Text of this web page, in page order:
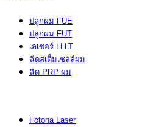
ปลูกผม FUE
ปลูกผม FUT
เลเซอร์ LLLT
ฉีดสเต็มเซลล์ผม
ฉีด PRP ผม
Fotona Laser